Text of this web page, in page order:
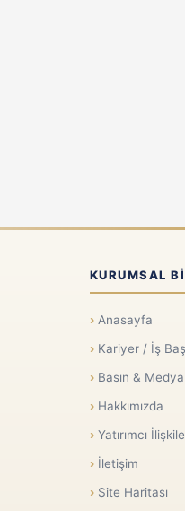
KURUMSAL
Anasayfa
Kariyer / İş
Basın & Medya
Hakkımızda
Yatırımcı
İletişim
Site Haritası